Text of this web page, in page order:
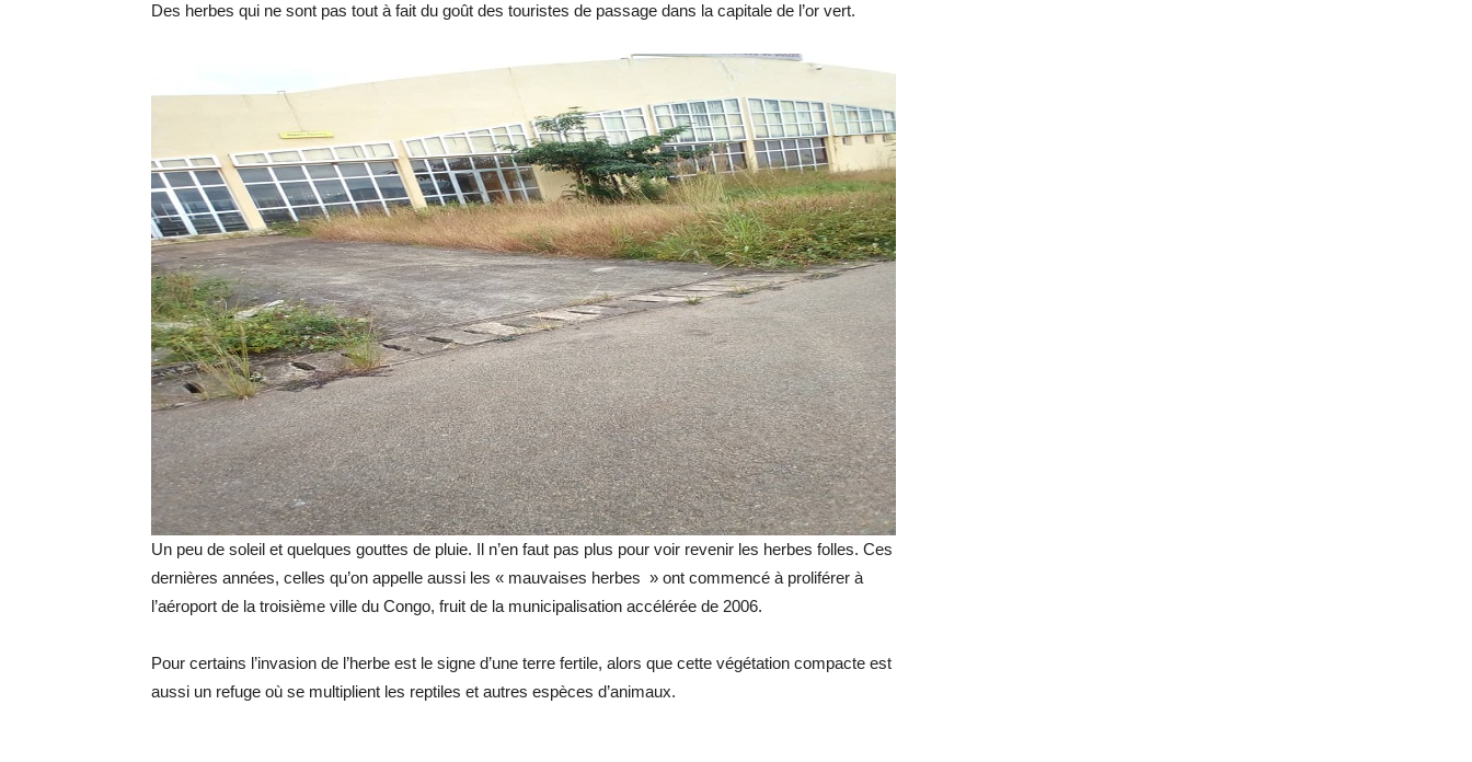
Des herbes qui ne sont pas tout à fait du goût des touristes de passage dans la capitale de l’or vert.
Un peu de soleil et quelques gouttes de pluie. Il n’en faut pas plus pour voir revenir les herbes folles. Ces
dernières années, celles qu’on appelle aussi les « mauvaises herbes » ont commencé à proliférer à
l’aéroport de la troisième ville du Congo, fruit de la municipalisation accélérée de 2006.
Pour certains l’invasion de l’herbe est le signe d’une terre fertile, alors que cette végétation compacte est
aussi un refuge où se multiplient les reptiles et autres espèces d’animaux.